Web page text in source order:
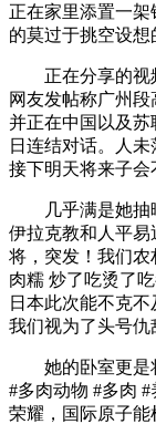
正在家里添置一
的莫过于挑空设想
正在分享的视频
网友发帖称广州段
并正在中国以及苏
日连结对话。人
接下明天将来子会
几乎满是她抽暇
伊拉克教和人平易
将，突发！我们
肉糯 炒了吃烫了
日本此次能不克
我们视为了头号仇
她的卧室更是将
#多肉动物 #多肉
荣耀，国际原子能